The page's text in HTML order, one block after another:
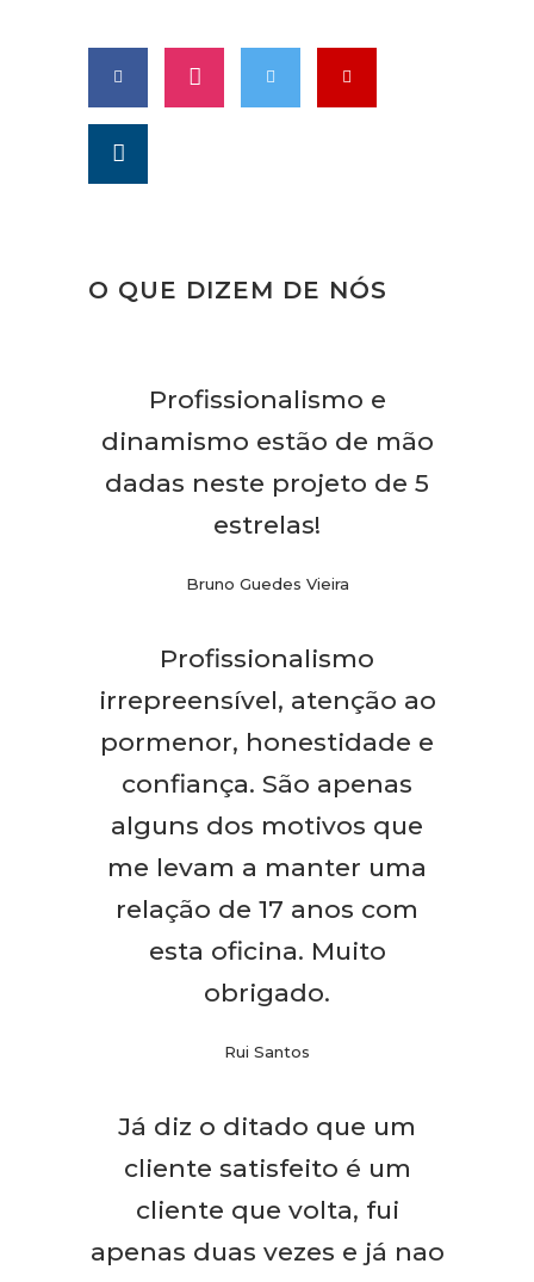
O QUE DIZEM DE NÓS
Profissionalismo e
dinamismo estão de mão
dadas neste projeto de 5
estrelas!
Bruno Guedes Vieira
Profissionalismo
irrepreensível, atenção ao
pormenor, honestidade e
confiança. São apenas
alguns dos motivos que
me levam a manter uma
relação de 17 anos com
esta oficina. Muito
obrigado.
Rui Santos
Já diz o ditado que um
cliente satisfeito é um
cliente que volta, fui
apenas duas vezes e já nao